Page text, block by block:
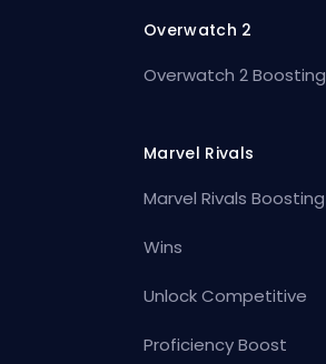
Overwatch 2
Overwatch 2 Boosting
Marvel Rivals
Marvel Rivals Boosting
Wins
Unlock Competitive
Proficiency Boost